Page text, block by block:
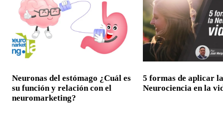
Neuronas del estómago ¿Cuál es
su función y relación con el
neuromarketing?
5 formas de aplicar
Neurociencia en la